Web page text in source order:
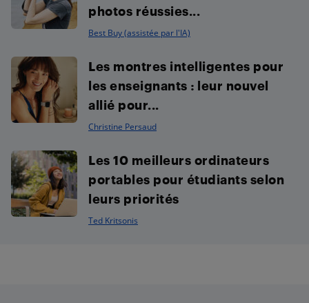
photos réussies...
Best Buy (assistée par l'IA)
Les montres intelligentes pour
les enseignants : leur nouvel
allié pour...
Christine Persaud
Les 10 meilleurs ordinateurs
portables pour étudiants selon
leurs priorités
Ted Kritsonis